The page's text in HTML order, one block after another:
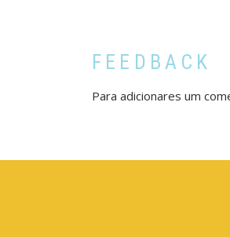
FEEDBACK
Para adicionares um